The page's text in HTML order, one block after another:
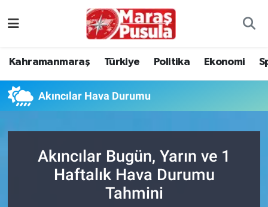
Kahramanmaraş Türkiye Politika Ekonomi
Akıncılar Hava Durumu
Akıncılar Bugün, Yarın ve 1
Haftalık Hava Durumu
Tahmini
Ekonomi
Süper Lig Puan Durumu ve Fikstür